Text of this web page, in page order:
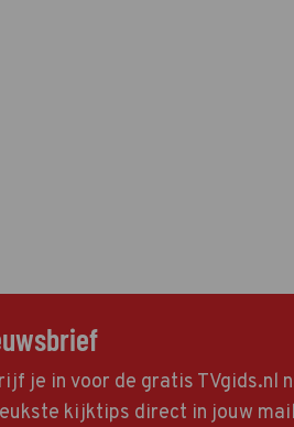
je in voor de gratis TVgids.nl
kijktips direct in jouw